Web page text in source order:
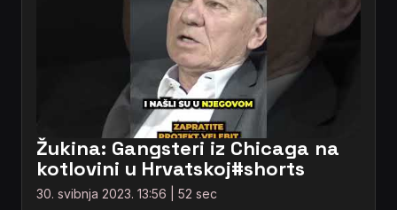
Žukina: Gangsteri iz Chicaga na
kotlovini u Hrvatskoj#shorts
30. svibnja 2023. 13:56 | 52 sec